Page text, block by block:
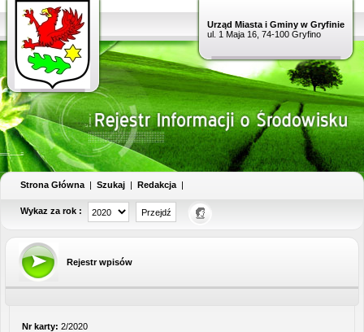
Urząd Miasta i Gminy w Gryfinie
ul. 1 Maja 16, 74-100 Gryfino
Strona Główna | Szukaj | Redakcja |
Wykaz za rok :
Rejestr wpisów
Nr karty: 2/2020